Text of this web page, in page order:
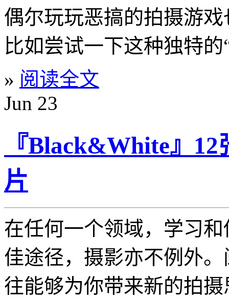
偶尔玩玩恶搞的拍摄游
比如尝试一下这种独特
» 阅读全文
Jun 23
『Black&White』
片
在任何一个领域，学习
佳途径，摄影亦不例外
往能够为你带来新的拍